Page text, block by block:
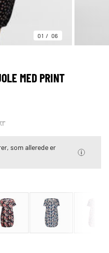
01 06
MED PRINT
som allerede er